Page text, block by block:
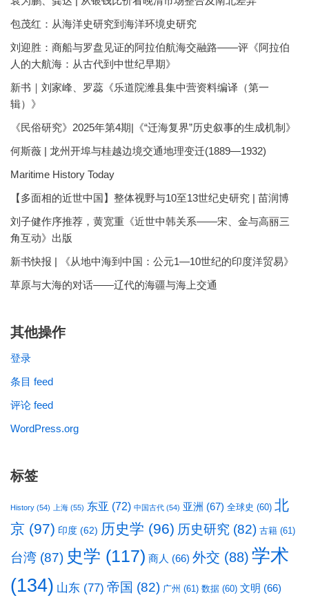
包茂红：从海洋史研究到海洋环境史研究
刘迎胜：商船与罗盘见证的阿拉伯航海交融路——评《阿拉伯
人的大航海：从古代到中世纪早期》
新书｜刘家峰、罗蕊《乐道院潍县集中营资料编译（第一
辑）》
《民俗研究》2025年第4期|《“迁海复界”历史叙事的生成机制》
何斯薇 | 龙州开埠与桂越边境交通地理变迁(1889—1932)
Maritime History Today
【多面相的近世中国】整体视野与10至13世纪史研究 | 苗润博
刘子健作序推荐，黄宽重《近世中韩关系——宋、金与高丽三
角互动》出版
新书快报 | 《从地中海到中国：公元1—10世纪的印度洋贸易》
草原与大海的对话——辽代的海疆与海上交通
其他操作
登录
条目 feed
评论 feed
WordPress.org
标签
History (54) 上海 (55) 东亚 (72) 中国古代 (54) 亚洲 (67) 全球史 (60) 北
京 (97) 印度 (62) 历史学 (96) 历史研究 (82) 古籍 (61)
台湾 (87) 史学 (117) 商人 (66) 外交 (88) 学术
(134) 山东 (77) 帝国 (82) 广州 (61) 数据 (60) 文明 (66)